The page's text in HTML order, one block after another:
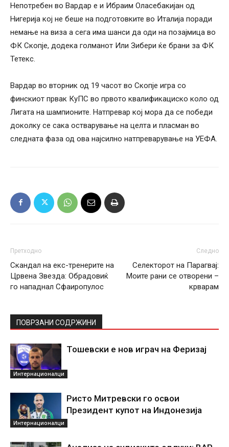
Непотребен во Вардар е и Ибраим Оласебакијан од
Нигерија кој не беше на подготовките во Италија поради
немање на виза а сега има шанси да оди на позајмица во
ФК Скопје, додека голманот Или Зибери ќе брани за ФК
Тетекс.
Вардар во вторник од 19 часот во Скопје игра со
финскиот првак КуПС во првото квалификациско коло од
Лигата на шампионите. Натпревар кој мора да се победи
доколку се сака остварување на целта и пласман во
следната фаза од ова најсилно натпреварување на УЕФА.
Претходно
Скандал на екс-тренерите на
Црвена Звезда: Обрадовиќ
го нападнал Сфаиропулос
Следно
Селекторот на Парагвај:
Моите рани се отворени –
крварам
ПОВРЗАНИ СОДРЖИНИ
Интернационалци
Тошевски е нов играч на Феризај
Интернационалци
Ристо Митревски го освои
Президент купот на Индонезија